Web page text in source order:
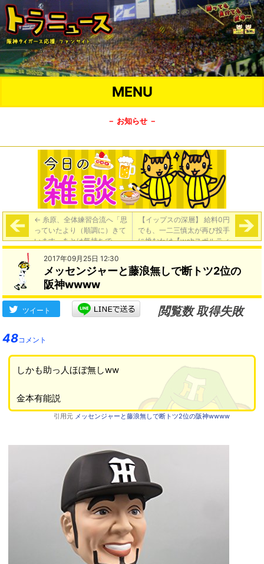
MENU
－ お知らせ －
← 糸原、全体練習合流へ「思
っていたより（順調に）きて
います。あとは気持ちで」
【イップスの深層】 給料0円
でも、一二三慎太が再び投手
に挑むわけ【webスポルティ
ーバ】→
2017年09月25日 12:30
メッセンジャーと藤浪無しで断トツ2位の
阪神wwww
ツイート
閲覧数 取得失敗
48コメント
しかも助っ人ほぼ無しww
金本有能説
引用元 メッセンジャーと藤浪無しで断トツ2位の阪神wwww